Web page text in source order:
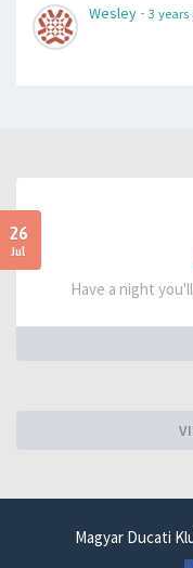
Wesley - 3
26
Jul
Have a night
Magyar Ducati